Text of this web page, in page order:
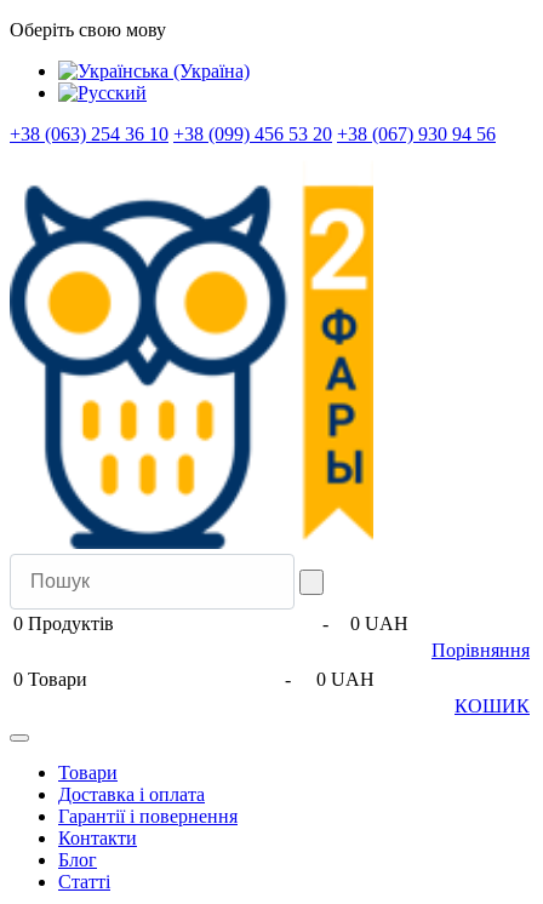
Оберіть свою мову
+38 (063) 254 36 10 +38 (099) 456 53 20 +38 (067) 930 94 56
0 Продуктів -
0 UAH
Порівняння
0 Товари -
0 UAH
КОШИК
Товари
Доставка і оплата
Гарантії і повернення
Контакти
Блог
Статті